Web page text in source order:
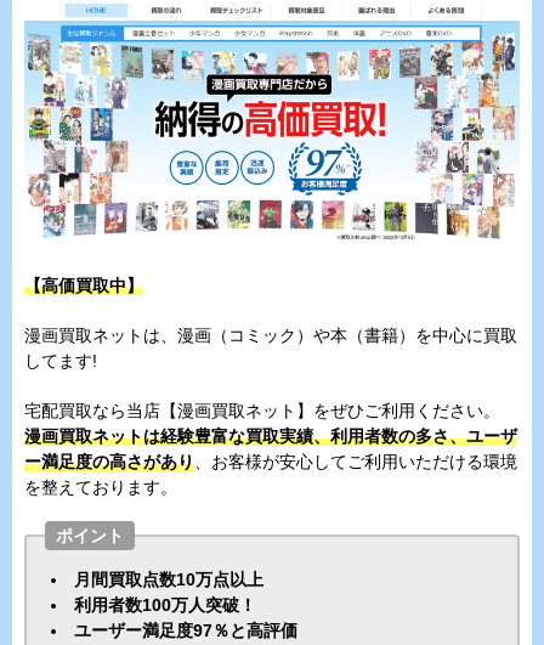
【高価買取中】
漫画買取ネットは、漫画（コミック）や本（書籍）を中心に買取
してます!
宅配買取なら当店【漫画買取ネット】をぜひご利用ください。
漫画買取ネットは経験豊富な買取実績、利用者数の多さ、ユーザ
ー満足度の高さがあり 、お客様が安心してご利用いただける環境
を整えております。
ポイント
月間買取点数10万点以上
利用者数100万人突破！
ユーザー満足度97％と高評価